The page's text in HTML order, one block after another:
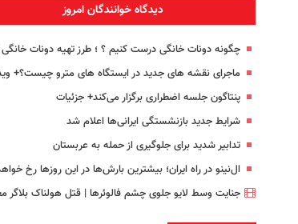
دیدگاه خوانندگان امروز
چگونه دونات خانگی درست کنیم ؟ ؛ طرز تهیه دونات
ماجرای نقشه های جدید در ایستگاه های مترو چیست؟+
پنتاگون جلسه اضطراری برگزار می‌کند+ جزئیات
شرایط جدید بازنشستگی ایرانی‌ها اعلام شد
تدابیر شدید برای جلوگیری از حمله به عربستان
ال‌نینو در راه ایران؛ بیشترین بارش‌ها در این روزها رخ
جنایت وسط لایو جلوی چشم فالوئرها | قتل هولناک